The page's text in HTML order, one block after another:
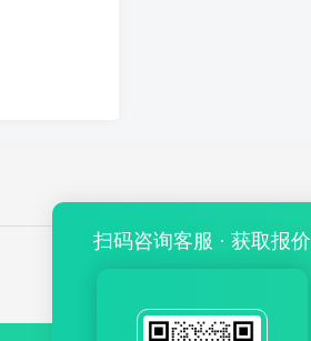
扫码咨询客服 · 获取报价